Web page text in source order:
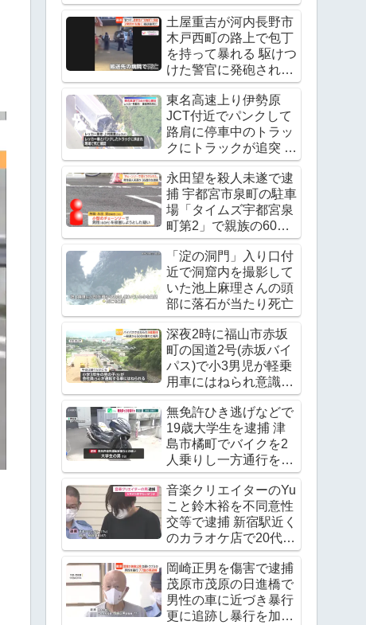
転手の飯田諭さんが死
亡 Twitter(X)に現地の
様子
土屋重吉が河内長野市
木戸西町の路上で包丁
を持って暴れる 駆けつ
けた警官に発砲され死
亡
東名高速上り伊勢原
JCT付近でパンクして
路肩に停車中のトラッ
クにトラックが追突 レ
ッカー作業中の上村貴
重さんが死亡
Twitter(X)に現地の様子
永田望を殺人未遂で逮
捕 宇都宮市泉町の駐車
場「タイムズ宇都宮泉
町第2」で親族の60代
男性の腹をチェーンソ
ーで刺す
「淀の洞門」入り口付
近で洞窟内を撮影して
いた池上麻理さんの頭
部に落石が当たり死亡
深夜2時に福山市赤坂
町の国道2号(赤坂バイ
パス)で小3男児が軽乗
用車にはねられ意識不
明の重体
無免許ひき逃げなどで
19歳大学生を逮捕 津
島市橘町でバイクを2
人乗りし一方通行を逆
走 ワンボックスカーと
衝突し逃走
音楽クリエイターのYu
こと鈴木裕を不同意性
交等で逮捕 新宿駅近く
のカラオケ店で20代の
女優の下半身を触る
岡崎正男を傷害で逮捕
茂原市茂原の日進橋で
男性の車に近づき暴行
更に追跡し暴行を加え